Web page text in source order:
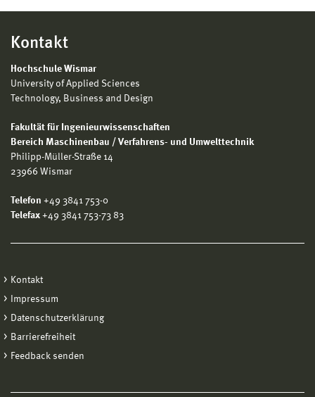
Kontakt
Hochschule Wismar
University of Applied Sciences
Technology, Business and Design
Fakultät für Ingenieurwissenschaften
Bereich Maschinenbau / Verfahrens- und Umwelttechnik
Philipp-Müller-Straße 14
23966 Wismar
Telefon +49 3841 753-0
Telefax +49 3841 753-73 83
Kontakt
Impressum
Datenschutzerklärung
Barrierefreiheit
Feedback senden